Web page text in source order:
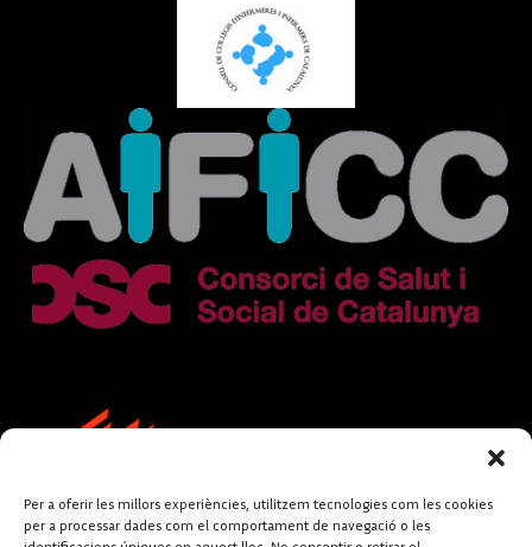
Per a oferir les millors experiències, utilitzem tecnologies com les cookies
per a processar dades com el comportament de navegació o les